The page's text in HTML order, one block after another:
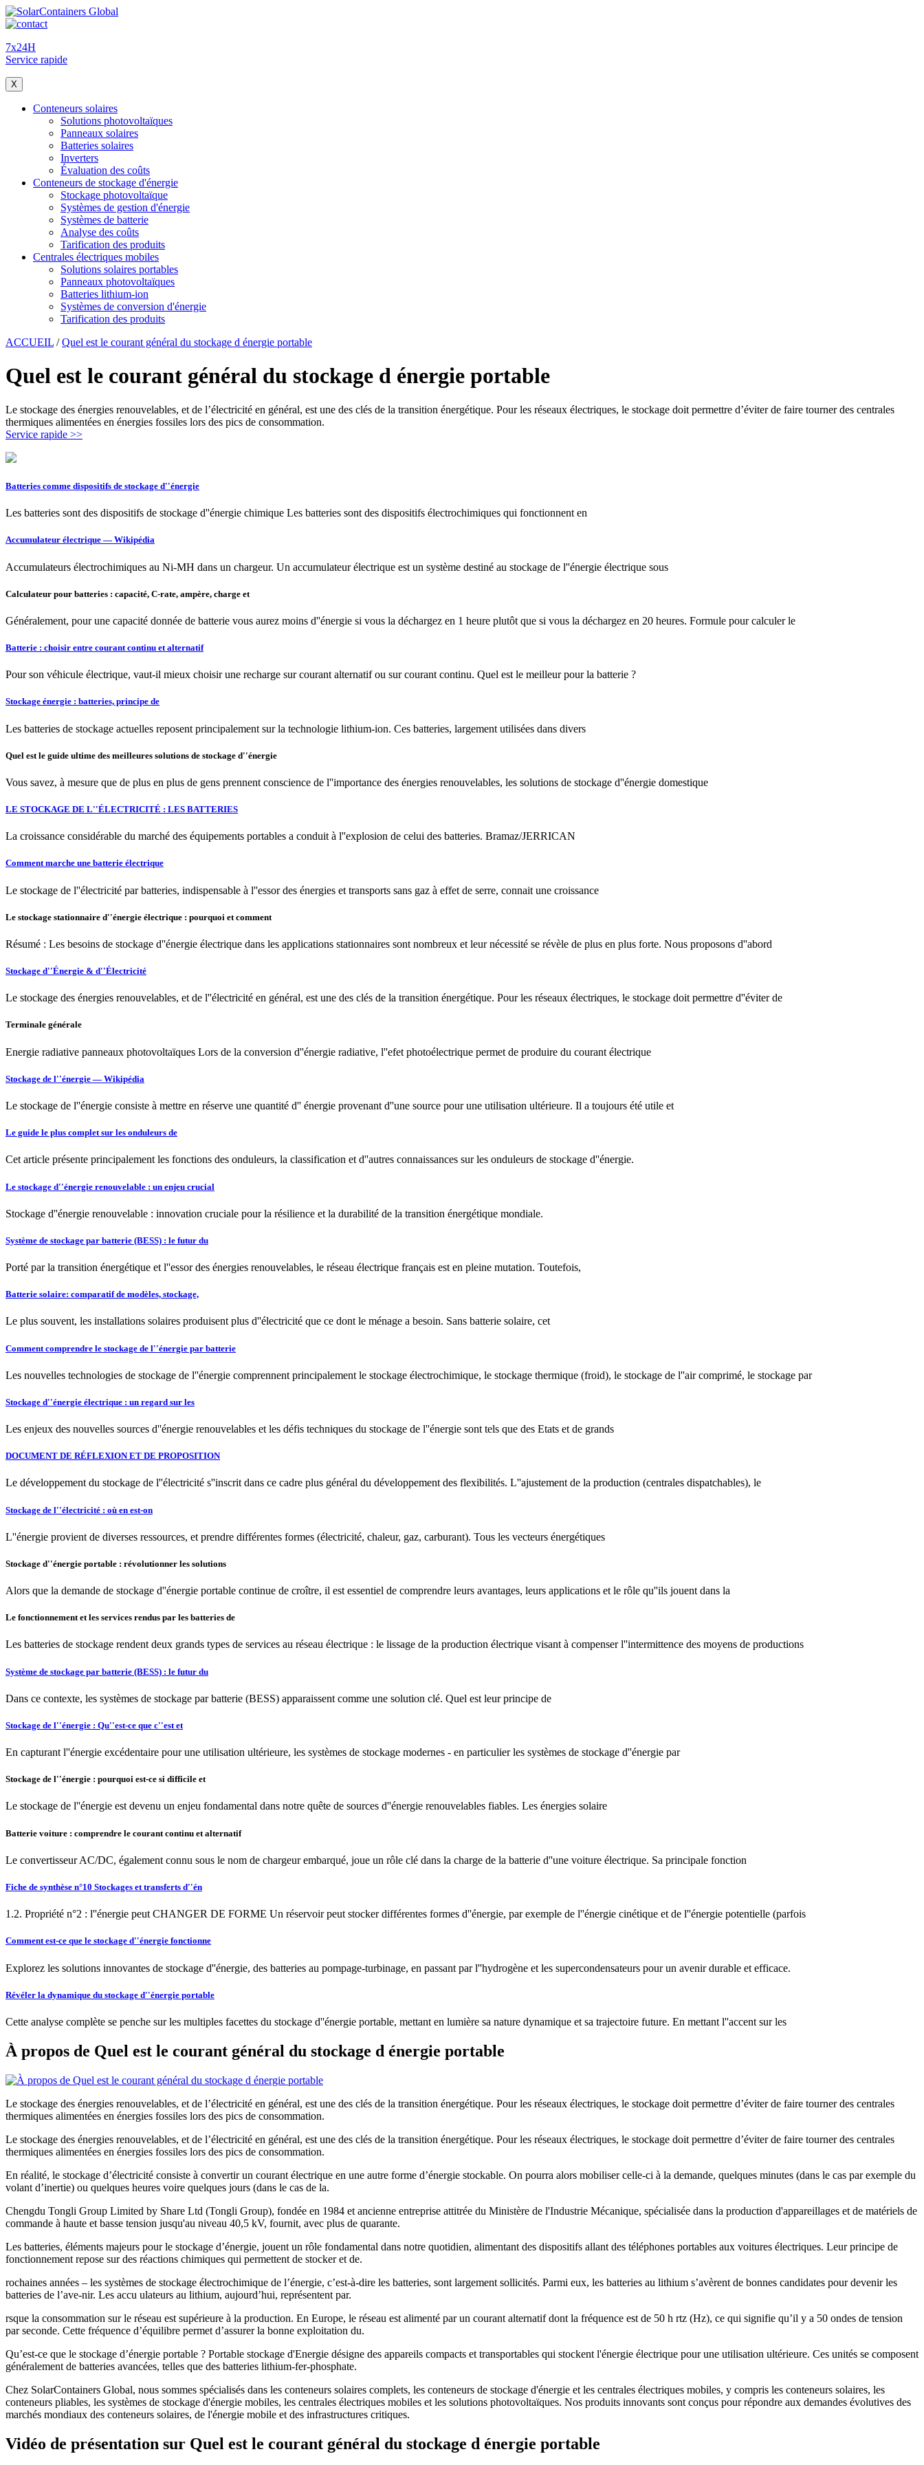
7x24H
Service rapide
X
Conteneurs solaires
Solutions photovoltaïques
Panneaux solaires
Batteries solaires
Inverters
Évaluation des coûts
Conteneurs de stockage d'énergie
Stockage photovoltaïque
Systèmes de gestion d'énergie
Systèmes de batterie
Analyse des coûts
Tarification des produits
Centrales électriques mobiles
Solutions solaires portables
Panneaux photovoltaïques
Batteries lithium-ion
Systèmes de conversion d'énergie
Tarification des produits
ACCUEIL /Quel est le courant général du stockage d énergie portable
Quel est le courant général du stockage d énergie portable
Le stockage des énergies renouvelables, et de l’électricité en général, est une des clés de la transition énergétique. Pour les réseaux électriques, le stockage doit permettre d’éviter de faire tourner des centrales
thermiques alimentées en énergies fossiles lors des pics de consommation.
Service rapide >>
Batteries comme dispositifs de stockage d''énergie
Les batteries sont des dispositifs de stockage d''énergie chimique Les batteries sont des dispositifs électrochimiques qui fonctionnent en
Accumulateur électrique — Wikipédia
Accumulateurs électrochimiques au Ni-MH dans un chargeur. Un accumulateur électrique est un système destiné au stockage de l''énergie électrique sous
Calculateur pour batteries : capacité, C-rate, ampère, charge et
Généralement, pour une capacité donnée de batterie vous aurez moins d''énergie si vous la déchargez en 1 heure plutôt que si vous la déchargez en 20 heures. Formule pour calculer le
Batterie : choisir entre courant continu et alternatif
Pour son véhicule électrique, vaut-il mieux choisir une recharge sur courant alternatif ou sur courant continu. Quel est le meilleur pour la batterie ?
Stockage énergie : batteries, principe de
Les batteries de stockage actuelles reposent principalement sur la technologie lithium-ion. Ces batteries, largement utilisées dans divers
Quel est le guide ultime des meilleures solutions de stockage d''énergie
Vous savez, à mesure que de plus en plus de gens prennent conscience de l''importance des énergies renouvelables, les solutions de stockage d''énergie domestique
LE STOCKAGE DE L''ÉLECTRICITÉ : LES BATTERIES
La croissance considérable du marché des équipements portables a conduit à l''explosion de celui des batteries. Bramaz/JERRICAN
Comment marche une batterie électrique
Le stockage de l''électricité par batteries, indispensable à l''essor des énergies et transports sans gaz à effet de serre, connait une croissance
Le stockage stationnaire d''énergie électrique : pourquoi et comment
Résumé : Les besoins de stockage d''énergie électrique dans les applications stationnaires sont nombreux et leur nécessité se révèle de plus en plus forte. Nous proposons d''abord
Stockage d''Énergie & d''Électricité
Le stockage des énergies renouvelables, et de l''électricité en général, est une des clés de la transition énergétique. Pour les réseaux électriques, le stockage doit permettre d''éviter de
Terminale générale
Energie radiative panneaux photovoltaïques Lors de la conversion d''énergie radiative, l''efet photoélectrique permet de produire du courant électrique
Stockage de l''énergie — Wikipédia
Le stockage de l''énergie consiste à mettre en réserve une quantité d'' énergie provenant d''une source pour une utilisation ultérieure. Il a toujours été utile et
Le guide le plus complet sur les onduleurs de
Cet article présente principalement les fonctions des onduleurs, la classification et d''autres connaissances sur les onduleurs de stockage d''énergie.
Le stockage d''énergie renouvelable : un enjeu crucial
Stockage d''énergie renouvelable : innovation cruciale pour la résilience et la durabilité de la transition énergétique mondiale.
Système de stockage par batterie (BESS) : le futur du
Porté par la transition énergétique et l''essor des énergies renouvelables, le réseau électrique français est en pleine mutation. Toutefois,
Batterie solaire: comparatif de modèles, stockage,
Le plus souvent, les installations solaires produisent plus d''électricité que ce dont le ménage a besoin. Sans batterie solaire, cet
Comment comprendre le stockage de l''énergie par batterie
Les nouvelles technologies de stockage de l''énergie comprennent principalement le stockage électrochimique, le stockage thermique (froid), le stockage de l''air comprimé, le stockage par
Stockage d''énergie électrique : un regard sur les
Les enjeux des nouvelles sources d''énergie renouvelables et les défis techniques du stockage de l''énergie sont tels que des Etats et de grands
DOCUMENT DE RÉFLEXION ET DE PROPOSITION
Le développement du stockage de l''électricité s''inscrit dans ce cadre plus général du développement des flexibilités. L''ajustement de la production (centrales dispatchables), le
Stockage de l''électricité : où en est-on
L''énergie provient de diverses ressources, et prendre différentes formes (électricité, chaleur, gaz, carburant). Tous les vecteurs énergétiques
Stockage d''énergie portable : révolutionner les solutions
Alors que la demande de stockage d''énergie portable continue de croître, il est essentiel de comprendre leurs avantages, leurs applications et le rôle qu''ils jouent dans la
Le fonctionnement et les services rendus par les batteries de
Les batteries de stockage rendent deux grands types de services au réseau électrique : le lissage de la production électrique visant à compenser l''intermittence des moyens de productions
Système de stockage par batterie (BESS) : le futur du
Dans ce contexte, les systèmes de stockage par batterie (BESS) apparaissent comme une solution clé. Quel est leur principe de
Stockage de l''énergie : Qu''est-ce que c''est et
En capturant l''énergie excédentaire pour une utilisation ultérieure, les systèmes de stockage modernes - en particulier les systèmes de stockage d''énergie par
Stockage de l''énergie : pourquoi est-ce si difficile et
Le stockage de l''énergie est devenu un enjeu fondamental dans notre quête de sources d''énergie renouvelables fiables. Les énergies solaire
Batterie voiture : comprendre le courant continu et alternatif
Le convertisseur AC/DC, également connu sous le nom de chargeur embarqué, joue un rôle clé dans la charge de la batterie d''une voiture électrique. Sa principale fonction
Fiche de synthèse n°10 Stockages et transferts d''én
1.2. Propriété n°2 : l''énergie peut CHANGER DE FORME Un réservoir peut stocker différentes formes d''énergie, par exemple de l''énergie cinétique et de l''énergie potentielle (parfois
Comment est-ce que le stockage d''énergie fonctionne
Explorez les solutions innovantes de stockage d''énergie, des batteries au pompage-turbinage, en passant par l''hydrogène et les supercondensateurs pour un avenir durable et efficace.
Révéler la dynamique du stockage d''énergie portable
Cette analyse complète se penche sur les multiples facettes du stockage d''énergie portable, mettant en lumière sa nature dynamique et sa trajectoire future. En mettant l''accent sur les
À propos de Quel est le courant général du stockage d énergie portable
Le stockage des énergies renouvelables, et de l’électricité en général, est une des clés de la transition énergétique. Pour les réseaux électriques, le stockage doit permettre d’éviter de faire tourner des centrales
thermiques alimentées en énergies fossiles lors des pics de consommation.
Le stockage des énergies renouvelables, et de l’électricité en général, est une des clés de la transition énergétique. Pour les réseaux électriques, le stockage doit permettre d’éviter de faire tourner des centrales
thermiques alimentées en énergies fossiles lors des pics de consommation.
En réalité, le stockage d’électricité consiste à convertir un courant électrique en une autre forme d’énergie stockable. On pourra alors mobiliser celle-ci à la demande, quelques minutes (dans le cas par exemple du
volant d’inertie) ou quelques heures voire quelques jours (dans le cas de la.
Chengdu Tongli Group Limited by Share Ltd (Tongli Group), fondée en 1984 et ancienne entreprise attitrée du Ministère de l'Industrie Mécanique, spécialisée dans la production d'appareillages et de matériels de
commande à haute et basse tension jusqu'au niveau 40,5 kV, fournit, avec plus de quarante.
Les batteries, éléments majeurs pour le stockage d’énergie, jouent un rôle fondamental dans notre quotidien, alimentant des dispositifs allant des téléphones portables aux voitures électriques. Leur principe de
fonctionnement repose sur des réactions chimiques qui permettent de stocker et de.
rochaines années – les systèmes de stockage électrochimique de l’énergie, c’est-à-dire les batteries, sont largement sollicités. Parmi eux, les batteries au lithium s’avèrent de bonnes candidates pour devenir les
batteries de l’ave-nir. Les accu ulateurs au lithium, aujourd’hui, représentent par.
rsque la consommation sur le réseau est supérieure à la production. En Europe, le réseau est alimenté par un courant alternatif dont la fréquence est de 50 h rtz (Hz), ce qui signifie qu’il y a 50 ondes de tension
par seconde. Cette fréquence d’équilibre permet d’assurer la bonne exploitation du.
Qu’est-ce que le stockage d’énergie portable ? Portable stockage d'Energie désigne des appareils compacts et transportables qui stockent l'énergie électrique pour une utilisation ultérieure. Ces unités se composent
généralement de batteries avancées, telles que des batteries lithium-fer-phosphate.
Chez SolarContainers Global, nous sommes spécialisés dans les conteneurs solaires complets, les conteneurs de stockage d'énergie et les centrales électriques mobiles, y compris les conteneurs solaires, les
conteneurs pliables, les systèmes de stockage d'énergie mobiles, les centrales électriques mobiles et les solutions photovoltaïques. Nos produits innovants sont conçus pour répondre aux demandes évolutives des
marchés mondiaux des conteneurs solaires, de l'énergie mobile et des infrastructures critiques.
Vidéo de présentation sur Quel est le courant général du stockage d énergie portable